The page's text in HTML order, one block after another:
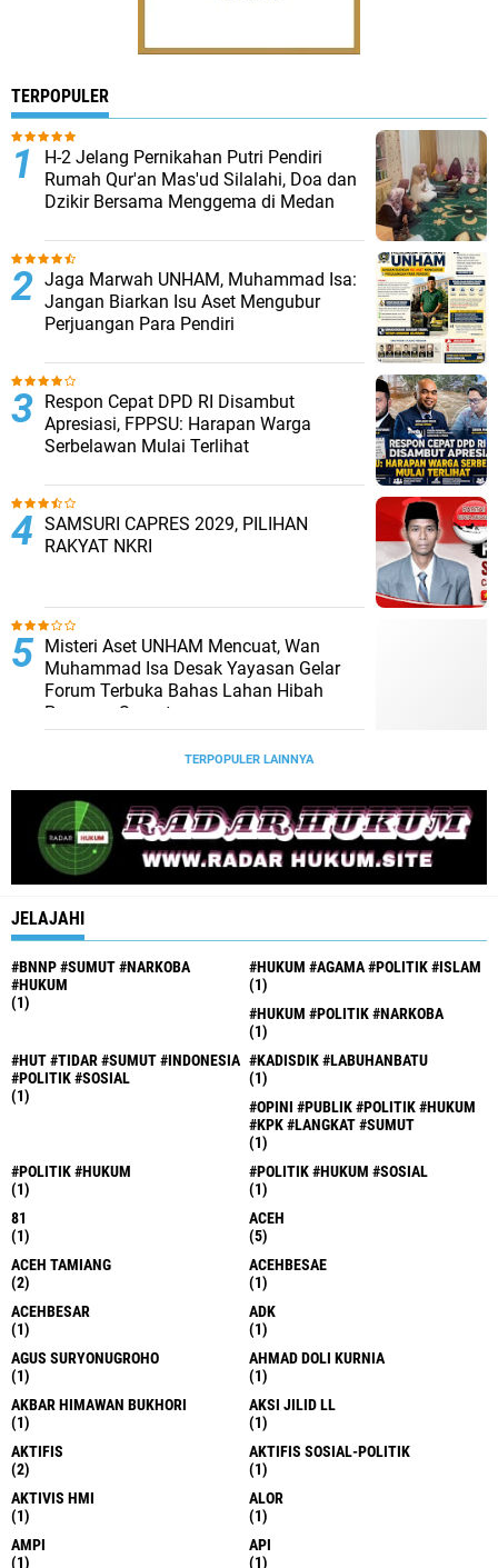
TERPOPULER
H-2 Jelang Pernikahan Putri Pendiri
Rumah Qur'an Mas'ud Silalahi, Doa dan
Dzikir Bersama Menggema di Medan
Jaga Marwah UNHAM, Muhammad Isa:
Jangan Biarkan Isu Aset Mengubur
Perjuangan Para Pendiri
Respon Cepat DPD RI Disambut
Apresiasi, FPPSU: Harapan Warga
Serbelawan Mulai Terlihat
SAMSURI CAPRES 2029, PILIHAN
RAKYAT NKRI
Misteri Aset UNHAM Mencuat, Wan
Muhammad Isa Desak Yayasan Gelar
Forum Terbuka Bahas Lahan Hibah
Pemprov Sumut
TERPOPULER LAINNYA
JELAJAHI
#BNNP #SUMUT #NARKOBA
#HUKUM
(1)
#HUKUM #AGAMA #POLITIK #ISLAM
(1)
#HUKUM #POLITIK #NARKOBA
(1)
#HUT #TIDAR #SUMUT #INDONESIA
#POLITIK #SOSIAL
(1)
#KADISDIK #LABUHANBATU
(1)
#OPINI #PUBLIK #POLITIK #HUKUM
#KPK #LANGKAT #SUMUT
(1)
#POLITIK #HUKUM
(1)
#POLITIK #HUKUM #SOSIAL
(1)
81
(1)
ACEH
(5)
ACEH TAMIANG
(2)
ACEHBESAE
(1)
ACEHBESAR
(1)
ADK
(1)
AGUS SURYONUGROHO
(1)
AHMAD DOLI KURNIA
(1)
AKBAR HIMAWAN BUKHORI
(1)
AKSI JILID LL
(1)
AKTIFIS
(2)
AKTIFIS SOSIAL-POLITIK
(1)
AKTIVIS HMI
(1)
ALOR
(1)
AMPI
(1)
API
(1)